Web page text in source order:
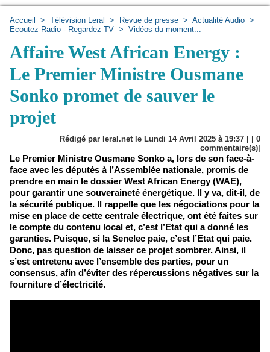
Accueil > Télévision Leral > Revue de presse > Actualité Audio >
Ecoutez Radio - Regardez TV > Vidéos du moment...
Affaire West African Energy :
Le Premier Ministre Ousmane
Sonko promet de sauver le
projet
Rédigé par leral.net le Lundi 14 Avril 2025 à 19:37 | | 0
commentaire(s)|
Le Premier Ministre Ousmane Sonko a, lors de son face-à-
face avec les députés à l’Assemblée nationale, promis de
prendre en main le dossier West African Energy (WAE),
pour garantir une souveraineté énergétique. Il y va, dit-il, de
la sécurité publique. Il rappelle que les négociations pour la
mise en place de cette centrale électrique, ont été faites sur
le compte du contenu local et, c’est l’Etat qui a donné les
garanties. Puisque, si la Senelec paie, c’est l’Etat qui paie.
Donc, pas question de laisser ce projet sombrer. Ainsi, il
s’est entretenu avec l’ensemble des parties, pour un
consensus, afin d’éviter des répercussions négatives sur la
fourniture d’électricité.